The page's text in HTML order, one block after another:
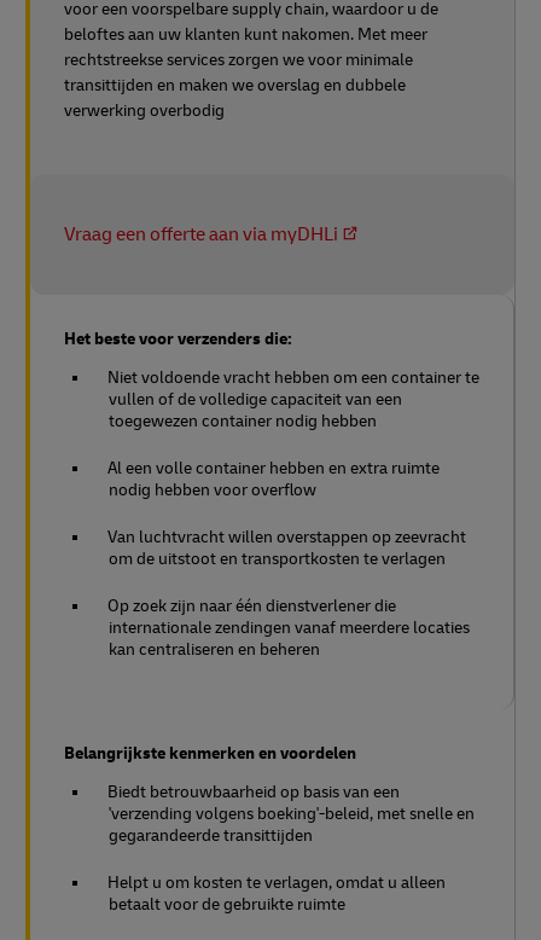
voor een voorspelbare supply chain, waardoor u de
beloftes aan uw klanten kunt nakomen. Met meer
rechtstreekse services zorgen we voor minimale
transittijden en maken we overslag en dubbele
verwerking overbodig
Vraag een offerte aan via myDHLi
Het beste voor verzenders die:
Niet voldoende vracht hebben om een container te
vullen of de volledige capaciteit van een
toegewezen container nodig hebben
Al een volle container hebben en extra ruimte
nodig hebben voor overflow
Van luchtvracht willen overstappen op zeevracht
om de uitstoot en transportkosten te verlagen
Op zoek zijn naar één dienstverlener die
internationale zendingen vanaf meerdere locaties
kan centraliseren en beheren
Belangrijkste kenmerken en voordelen
Biedt betrouwbaarheid op basis van een
'verzending volgens boeking'-beleid, met snelle en
gegarandeerde transittijden
Helpt u om kosten te verlagen, omdat u alleen
betaalt voor de gebruikte ruimte